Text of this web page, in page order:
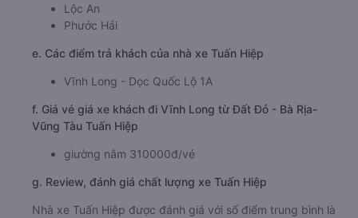
Lộc An
Phước Hải
e. Các điểm trả khách của nhà xe Tuấn Hiệp
Vĩnh Long - Dọc Quốc Lộ 1A
f. Giá vé giá xe khách đi Vĩnh Long từ Đất Đỏ - Bà Rịa-
Vũng Tàu Tuấn Hiệp
giường nằm 310000đ/vé
g. Review, đánh giá chất lượng xe Tuấn Hiệp
Nhà xe Tuấn Hiệp được đánh giá với số điểm trung bình là